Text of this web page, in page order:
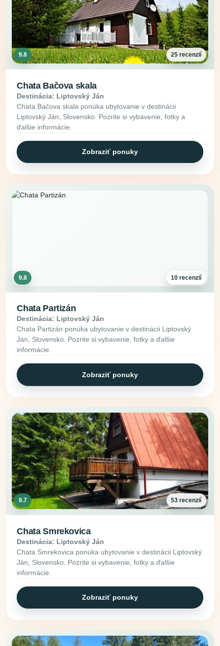
9.8 25 recenzií
Chata Bačova skala
Destinácia: Liptovský Ján
Chata Bačova skala ponúka ubytovanie v destinácii
Liptovský Ján, Slovensko. Pozrite si vybavenie, fotky a
ďalšie informácie.
Zobraziť ponuky
9.8 10 recenzií
Chata Partizán
Destinácia: Liptovský Ján
Chata Partizán ponúka ubytovanie v destinácii Liptovský
Ján, Slovensko. Pozrite si vybavenie, fotky a ďalšie
informácie.
Zobraziť ponuky
9.7 53 recenzií
Chata Smrekovica
Destinácia: Liptovský Ján
Chata Smrekovica ponúka ubytovanie v destinácii Liptovský
Ján, Slovensko. Pozrite si vybavenie, fotky a ďalšie
informácie.
Zobraziť ponuky